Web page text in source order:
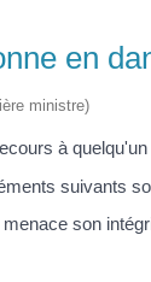
en
ministre)
à
suivants
menace son